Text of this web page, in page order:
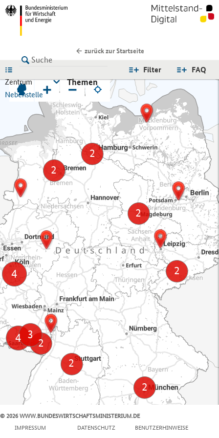
zurück zur Startseite
FAQ
Filter
Zentrum
Nebenstelle
Themen
+ −
© 2026 WWW.BUNDESWIRTSCHAFTSMINISTERIUM.DE
IMPRESSUM
DATENSCHUTZ BENUTZERHINWEISE